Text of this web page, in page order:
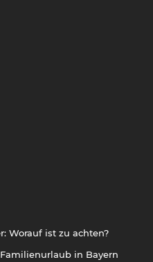
Worauf ist zu achten?
in Bayern